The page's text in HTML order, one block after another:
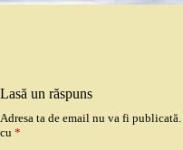
Lasă un răspuns
Adresa ta de email nu va fi publicată.
cu *